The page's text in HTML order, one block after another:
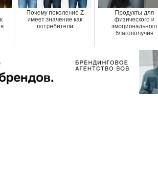
Почему поколение Z
имеет значение как
потребители
Продукты для
физического и
эмоционального
благополучия